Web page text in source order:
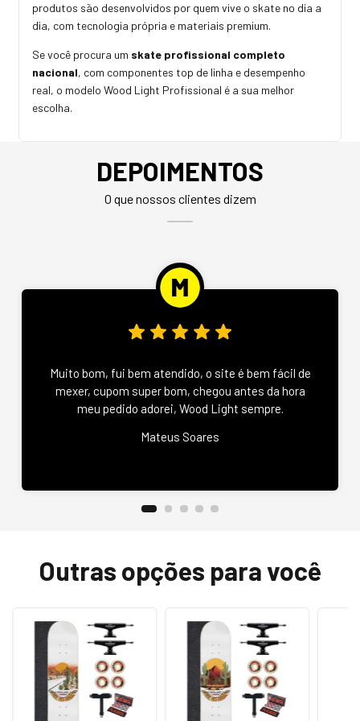
produtos são desenvolvidos por quem vive o skate no dia a
dia, com tecnologia própria e materiais premium.
Se você procura um skate profissional completo
nacional, com componentes top de linha e desempenho
real, o modelo Wood Light Profissional é a sua melhor
escolha.
DEPOIMENTOS
O que nossos clientes dizem
Muito bom, fui bem atendido, o site é bem fácil de
mexer, cupom super bom, chegou antes da hora
meu pedido adorei, Wood Light sempre.
Mateus Soares
Outras opções para você